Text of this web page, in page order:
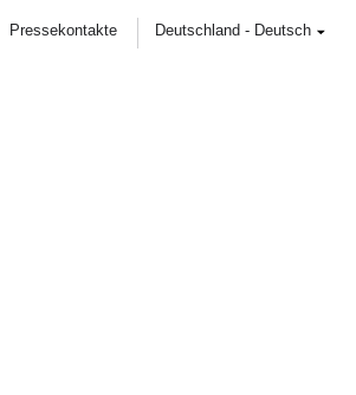
Pressekontakte Deutschland - Deutsch